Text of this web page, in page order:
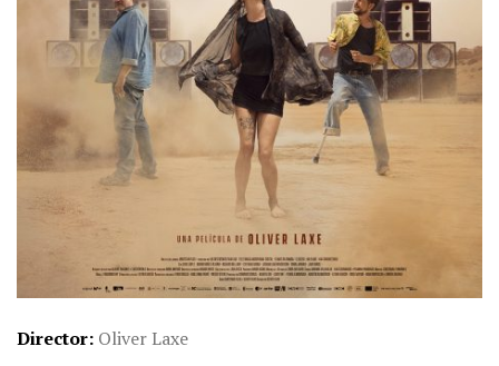
Director Oliver Laxe